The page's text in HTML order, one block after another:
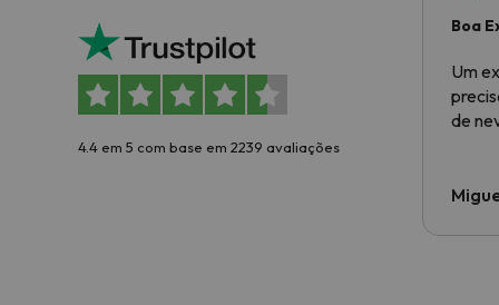
4.4 em 5 com base em 2239 avaliações
Boa
Um
de